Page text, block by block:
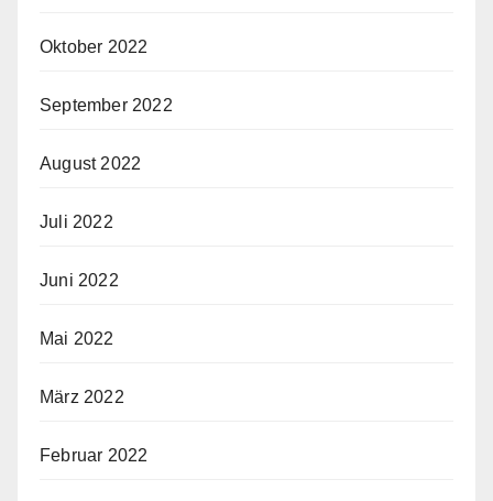
Oktober 2022
September 2022
August 2022
Juli 2022
Juni 2022
Mai 2022
März 2022
Februar 2022